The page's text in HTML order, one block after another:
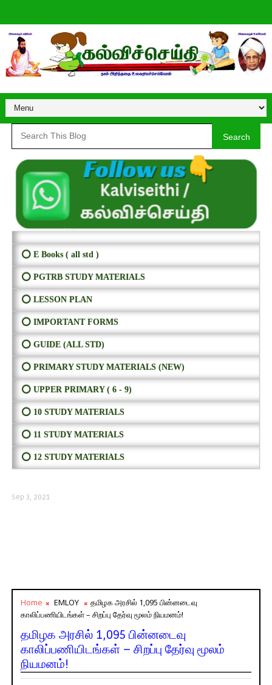
Search
⭕ E Books ( all std )
⭕ PGTRB STUDY MATERIALS
⭕ LESSON PLAN
⭕ IMPORTANT FORMS
⭕ GUIDE (ALL STD)
⭕ PRIMARY STUDY MATERIALS (NEW)
⭕ UPPER PRIMARY ( 6 - 9)
⭕ 10 STUDY MATERIALS
⭕ 11 STUDY MATERIALS
⭕ 12 STUDY MATERIALS
Sep 3, 2021
Home EMLOY
தமிழக அரசில் 1,095 பின்னடைவு
காலிப்பணியிடங்கள் – சிறப்பு தேர்வு மூலம் நியமனம்!
தமிழக அரசில் 1,095 பின்னடைவு
காலிப்பணியிடங்கள் – சிறப்பு தேர்வு மூலம்
நியமனம்!